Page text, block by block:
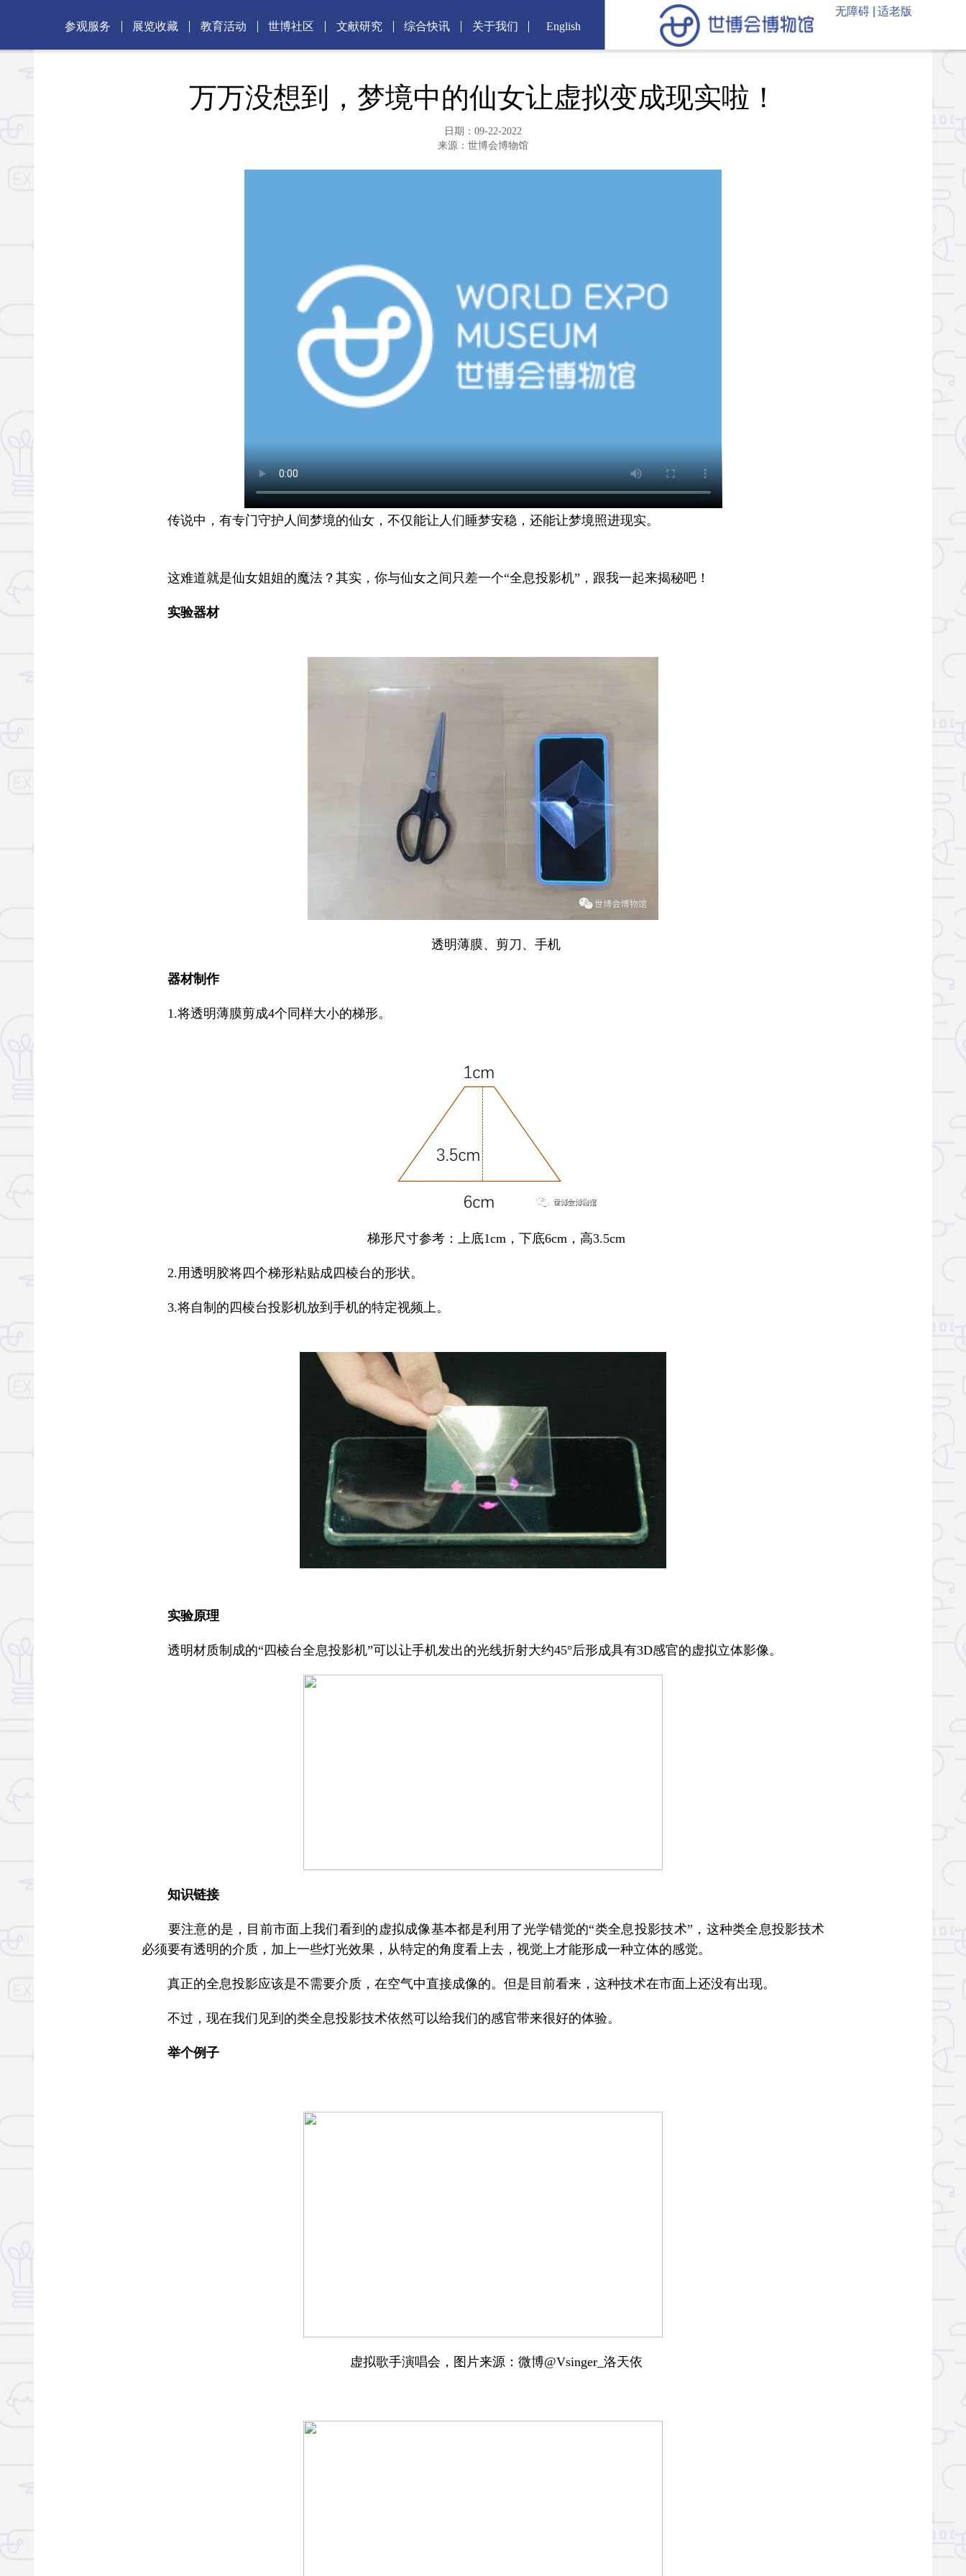
参观服务 展览收藏 教育活动 世博社区 文献研究 综合快讯 关于我们 English
无障碍 | 适老版
万万没想到，梦境中的仙女让虚拟变成现实啦！
日期：09-22-2022
来源：世博会博物馆
传说中，有专门守护人间梦境的仙女，不仅能让人们睡梦安稳，还能让梦境照进现实。
这难道就是仙女姐姐的魔法？其实，你与仙女之间只差一个“全息投影机”，跟我一起来揭秘吧！
实验器材
透明薄膜、剪刀、手机
器材制作
1.将透明薄膜剪成4个同样大小的梯形。
梯形尺寸参考：上底1cm，下底6cm，高3.5cm
2.用透明胶将四个梯形粘贴成四棱台的形状。
3.将自制的四棱台投影机放到手机的特定视频上。
实验原理
透明材质制成的“四棱台全息投影机”可以让手机发出的光线折射大约45°后形成具有3D感官的虚拟立体影像。
知识链接
要注意的是，目前市面上我们看到的虚拟成像基本都是利用了光学错觉的“类全息投影技术”，这种类全息投影技术
必须要有透明的介质，加上一些灯光效果，从特定的角度看上去，视觉上才能形成一种立体的感觉。
真正的全息投影应该是不需要介质，在空气中直接成像的。但是目前看来，这种技术在市面上还没有出现。
不过，现在我们见到的类全息投影技术依然可以给我们的感官带来很好的体验。
举个例子
虚拟歌手演唱会，图片来源：微博@Vsinger_洛天依